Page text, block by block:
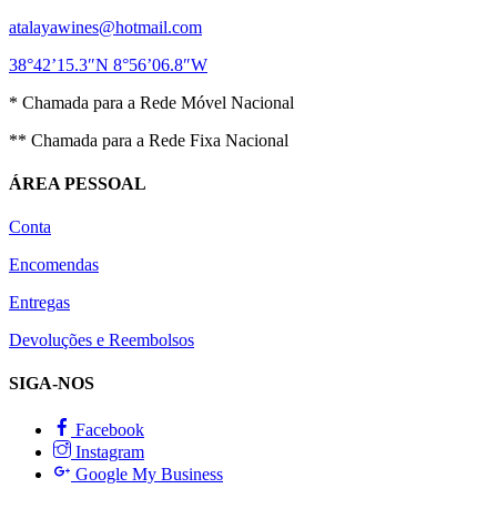
atalayawines@hotmail.com
38°42’15.3″N 8°56’06.8″W
* Chamada para a Rede Móvel Nacional
** Chamada para a Rede Fixa Nacional
ÁREA PESSOAL
Conta
Encomendas
Entregas
Devoluções e Reembolsos
SIGA-NOS
Facebook
Instagram
Google My Business